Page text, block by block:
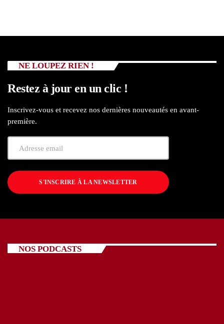
NE LOUPEZ RIEN !
Restez à jour en un clic !
Inscrivez-vous et recevez nos dernières nouveautés en avant-
première.
S'INSCRIRE À LA NEWSLETTER
NOS PODCASTS